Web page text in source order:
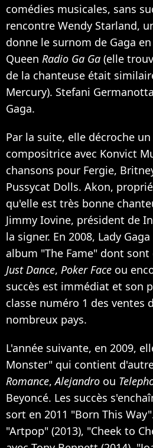
comédies musicales, sans
rencontre Wendy Starland,
donne le surnom de Gaga
Queen Radio Ga Ga (elle
de la chanteuse était
Mercury). Stefani
Gaga.
Par la suite, elle décroche
compositrice avec Konvict
chansons pour Fergie,
Pussycat Dolls. Akon,
qu'elle est très bonne
Jimmy Iovine, président de
la signer. En 2008, Lady
album "The Fame" dont
Just Dance, Poker Face ou
succès est immédiat et son
classe numéro 1 des ventes
nombreux pays.
L'année suivante, en 2009,
Monster" qui contient
Romance,Alejandro ou
Beyoncé. Les succès
sort en 2011 "Born This
"Artpop" (2013), "Cheek to